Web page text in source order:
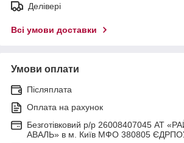
Делівері
Всі умови доставки
Умови оплати
Післяплата
Оплата на рахунок
Безготівковий р/р 26008407045 АТ
АВАЛЬ» в м. Київ МФО 380805